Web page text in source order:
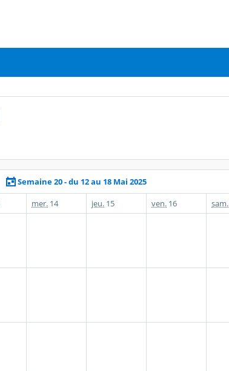
Semaine 20 - du 12 au 18 Mai 2025
mer. 14 jeu. 15 ven. 16 sam.